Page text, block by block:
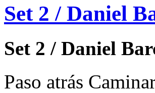
Set 2 / Daniel
Set 2 / Daniel
Paso atrás